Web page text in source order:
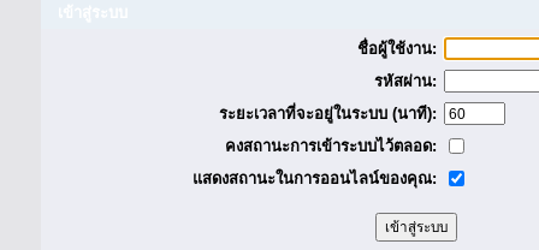
ชื่อผู้ใช้งาน:
รหัสผ่าน:
ระยะเวลาที่จะอยู่ในระบบ (นาที):
คงสถานะการเข้าระบบไว้ตลอด:
แสดงสถานะในการออนไลน์ของคุณ: